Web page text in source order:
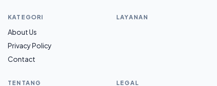
KATEGORI
About Us
Privacy Policy
Contact
LAYANAN
TENTANG LEGAL